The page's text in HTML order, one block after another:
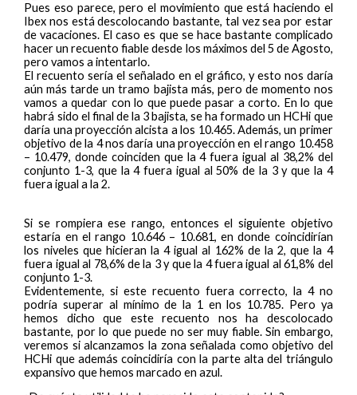
Pues eso parece, pero el movimiento que está haciendo el
Ibex nos está descolocando bastante, tal vez sea por estar
de vacaciones. El caso es que se hace bastante complicado
hacer un recuento fiable desde los máximos del 5 de Agosto,
pero vamos a intentarlo.
El recuento sería el señalado en el gráfico, y esto nos daría
aún más tarde un tramo bajista más, pero de momento nos
vamos a quedar con lo que puede pasar a corto. En lo que
habrá sido el final de la 3 bajista, se ha formado un HCHi que
daría una proyección alcista a los 10.465. Además, un primer
objetivo de la 4 nos daría una proyección en el rango 10.458
– 10.479, donde coinciden que la 4 fuera igual al 38,2% del
conjunto 1-3, que la 4 fuera igual al 50% de la 3 y que la 4
fuera igual a la 2.
Si se rompiera ese rango, entonces el siguiente objetivo
estaría en el rango 10.646 – 10.681, en donde coincidirían
los niveles que hicieran la 4 igual al 162% de la 2, que la 4
fuera igual al 78,6% de la 3 y que la 4 fuera igual al 61,8% del
conjunto 1-3.
Evidentemente, si este recuento fuera correcto, la 4 no
podría superar al mínimo de la 1 en los 10.785. Pero ya
hemos dicho que este recuento nos ha descolocado
bastante, por lo que puede no ser muy fiable. Sin embargo,
veremos si alcanzamos la zona señalada como objetivo del
HCHi que además coincidiría con la parte alta del triángulo
expansivo que hemos marcado en azul.